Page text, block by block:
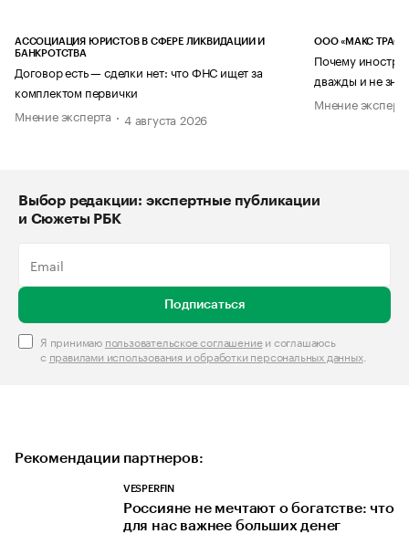
АССОЦИАЦИЯ ЮРИСТОВ В СФЕРЕ ЛИКВИДАЦИИ И
БАНКРОТСТВА
Договор есть — сделки нет: что ФНС ищет за
комплектом первички
Мнение эксперта
4 августа 2026
ООО «МАКС ТРАСТ»
Почему
дважды и не
Мнение
Выбор редакции: экспертные публикации
и Сюжеты РБК
Подписаться
Я принимаю пользовательское соглашениеи соглашаюсь
с правилами использования и обработки персональных данных.
Рекомендации партнеров:
VESPERFIN
Россияне не мечтают о богатстве: что
для нас важнее больших денег